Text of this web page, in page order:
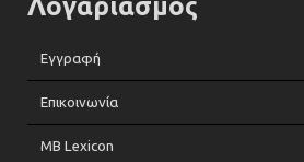
Εγγραφή
Επικοινωνία
MB Lexicon